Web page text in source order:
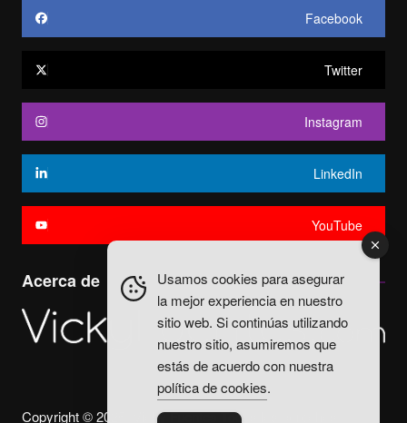
Facebook
Twitter
Instagram
LinkedIn
YouTube
Acerca de
Copyright © 2025. Vicky Fuentes Todos los derechos
Usamos cookies para asegurar
la mejor experiencia en nuestro
sitio web. Si continúas utilizando
nuestro sitio, asumiremos que
estás de acuerdo con nuestra
política de cookies.